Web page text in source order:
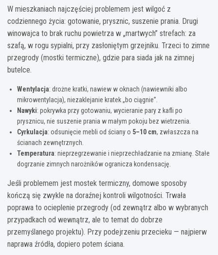
W mieszkaniach najczęściej problemem jest wilgoć z
codziennego życia: gotowanie, prysznic, suszenie prania. Drugi
winowajca to brak ruchu powietrza w „martwych” strefach: za
szafą, w rogu sypialni, przy zasłoniętym grzejniku. Trzeci to zimne
przegrody (mostki termiczne), gdzie para siada jak na zimnej
butelce.
Wentylacja: drożne kratki, nawiew w oknach (nawiewniki albo
mikrowentylacja), niezaklejanie kratek „bo ciągnie”.
Nawyki: pokrywka przy gotowaniu, wycieranie pary z kafli po
prysznicu, nie suszenie prania w małym pokoju bez wietrzenia.
Cyrkulacja: odsunięcie mebli od ściany o 5–10 cm, zwłaszcza na
ścianach zewnętrznych.
Temperatura: nieprzegrzewanie i nieprzechładzanie na zmianę. Stałe
dogrzanie zimnych narożników ogranicza kondensację.
Jeśli problemem jest mostek termiczny, domowe sposoby
kończą się zwykle na doraźnej kontroli wilgotności. Trwała
poprawa to ocieplenie przegrody (od zewnątrz albo w wybranych
przypadkach od wewnątrz, ale to temat do dobrze
przemyślanego projektu). Przy podejrzeniu przecieku — najpierw
naprawa źródła, dopiero potem ściana.